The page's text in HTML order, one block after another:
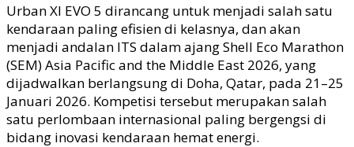
Urban XI EVO 5 dirancang untuk menjadi salah satu
kendaraan paling efisien di kelasnya, dan akan
menjadi andalan ITS dalam ajang Shell Eco Marathon
(SEM) Asia Pacific and the Middle East 2026, yang
dijadwalkan berlangsung di Doha, Qatar, pada 21–25
Januari 2026. Kompetisi tersebut merupakan salah
satu perlombaan internasional paling bergengsi di
bidang inovasi kendaraan hemat energi.